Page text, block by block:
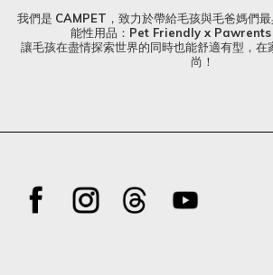
我們是 CAMPET ，致力於帶給毛孩與毛爸媽們
能性用品： Pet Friendly x Pawrents
讓毛孩在盡情探索世界的同時也能舒適有型，在
尚！